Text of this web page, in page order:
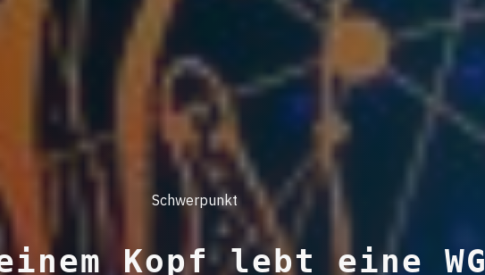
Post
Categories
Schwerpunkt
Kopf lebt eine WG!